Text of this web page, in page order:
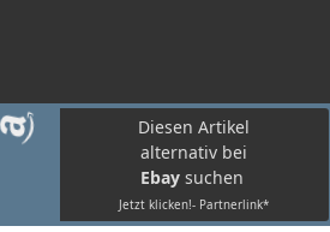
Diesen Artikel
alternativ bei
Ebay suchen
Jetzt klicken!- Partnerlink*